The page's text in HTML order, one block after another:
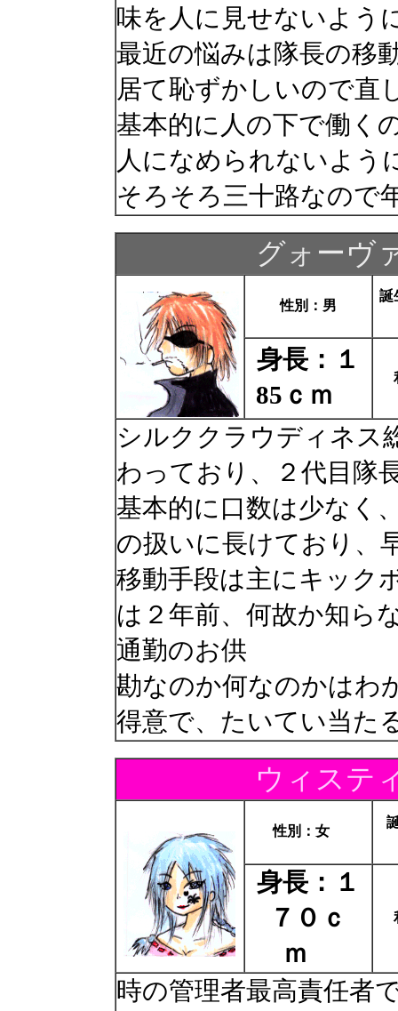
味を人に見せないよう
最近の悩みは隊長の移
居て恥ずかしいので直
基本的に人の下で働く
人になめられないよう
そろそろ三十路なので
グォーヴ
性別：男
誕
身長：１
85ｃｍ
シルククラウディネス
わっており、２代目隊
基本的に口数は少なく
の扱いに長けており、
移動手段は主にキック
は２年前、何故か知ら
通勤のお供
勘なのか何なのかはわ
得意で、たいてい当た
ウィステ
性別：女
身長：１
７０ｃ
ｍ
時の管理者最高責任者